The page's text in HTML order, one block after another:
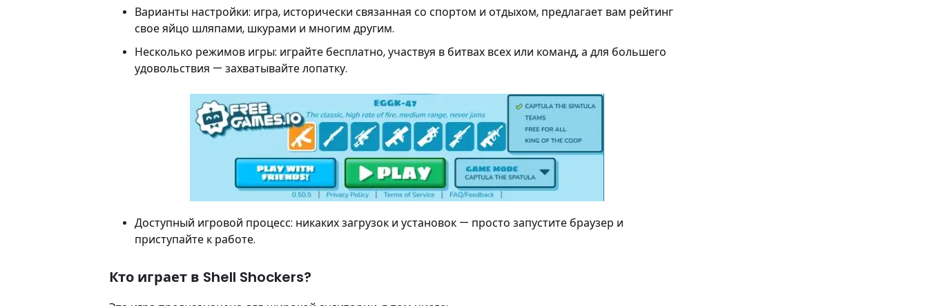
Варианты настройки: игра, исторически связанная со спортом и отдыхом, предлагает вам рейтинг
свое яйцо шляпами, шкурами и многим другим.
Несколько режимов игры: играйте бесплатно, участвуя в битвах всех или команд, а для большего
удовольствия — захватывайте лопатку.
Доступный игровой процесс: никаких загрузок и установок — просто запустите браузер и
приступайте к работе.
Кто играет в Shell Shockers?